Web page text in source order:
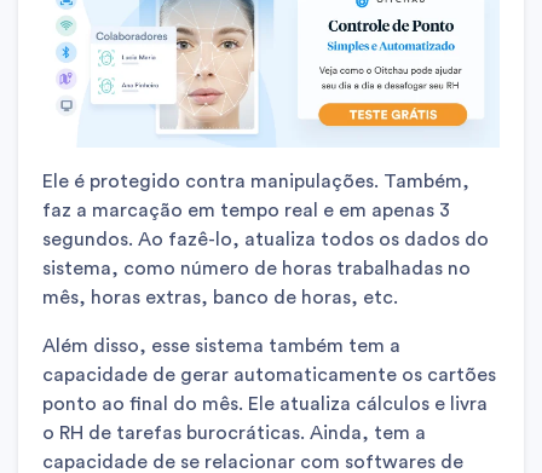
Ele é protegido contra manipulações. Também,
faz a marcação em tempo real e em apenas 3
segundos. Ao fazê-lo, atualiza todos os dados do
sistema, como número de horas trabalhadas no
mês, horas extras, banco de horas, etc.
Além disso, esse sistema também tem a
capacidade de gerar automaticamente os cartões
ponto ao final do mês. Ele atualiza cálculos e livra
o RH de tarefas burocráticas. Ainda, tem a
capacidade de se relacionar com softwares de